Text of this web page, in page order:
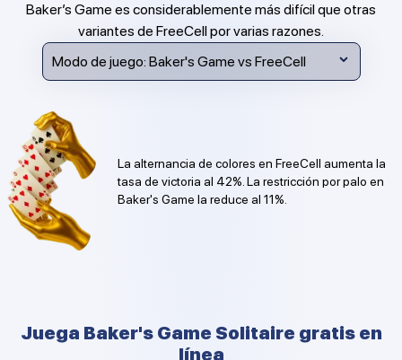
Baker’s Game es considerablemente más difícil que otras
variantes de FreeCell por varias razones.
Modo de juego: Baker's Game vs FreeCell
La alternancia de colores en FreeCell aumenta la
tasa de victoria al 42%. La restricción por palo en
Baker's Game la reduce al 11%.
Juega Baker's Game Solitaire gratis en
línea